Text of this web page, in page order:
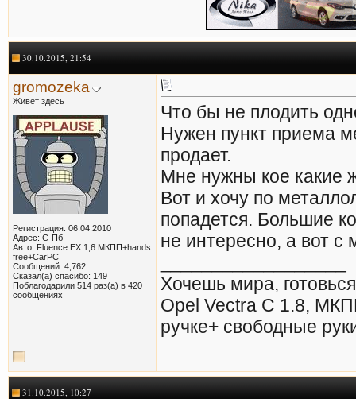
30.10.2015, 21:54
gromozeka
Живет здесь
Регистрация: 06.04.2010
Адрес: С-Пб
Авто: Fluence EX 1,6 МКПП+hands
free+CarPC
Сообщений: 4,762
Сказал(а) спасибо: 149
Поблагодарили 514 раз(а) в 420
сообщениях
Что бы не плодить
Нужен пункт приема
продает.
Мне нужны кое какие
Вот и хочу по
попадется. Большие
не интересно, а вот с
Хочешь мира,
Opel Vectra С 1.8,
ручке+ свободные
31.10.2015, 10:27